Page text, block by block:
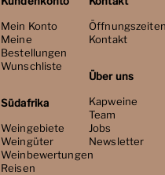
Mein Konto
Meine
Bestellungen
Wunschliste
Südafrika
Weingebiete
Weingüter
Weinbewertungen
Reisen
Kontakt
Über uns
Kapweine
Team
Jobs
Newsletter